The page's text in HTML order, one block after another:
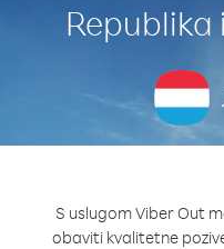
Republika
S uslugom Viber Out
obaviti kvalitetne